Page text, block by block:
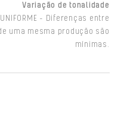
Variação de tonalidade
- Diferenças entre
uma mesma produção são
mínimas.